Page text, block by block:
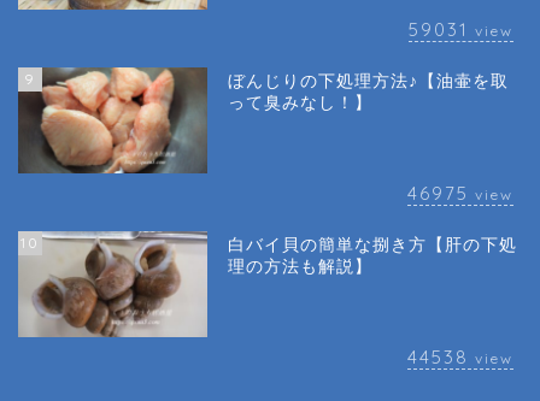
59031 view
9
ぼんじりの下処理方法♪【油壷を取
って臭みなし！】
46975 view
10
白バイ貝の簡単な捌き方【肝の下処
理の方法も解説】
44538 view